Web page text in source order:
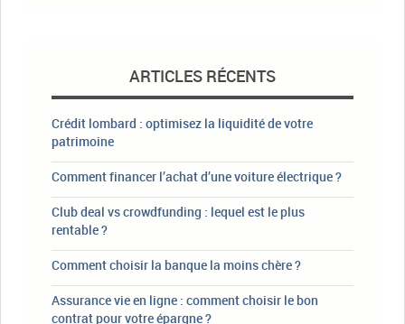
ARTICLES RÉCENTS
Crédit lombard : optimisez la liquidité de votre
patrimoine
Comment financer l’achat d’une voiture électrique ?
Club deal vs crowdfunding : lequel est le plus
rentable ?
Comment choisir la banque la moins chère ?
Assurance vie en ligne : comment choisir le bon
contrat pour votre épargne ?